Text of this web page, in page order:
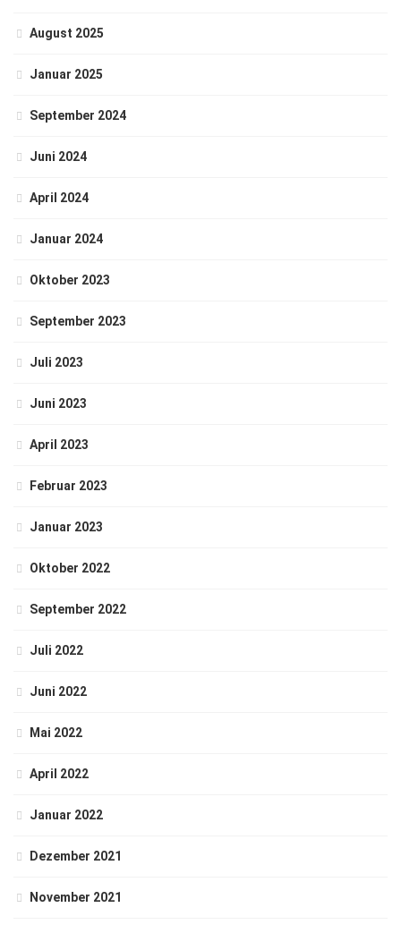
August 2025
Januar 2025
September 2024
Juni 2024
April 2024
Januar 2024
Oktober 2023
September 2023
Juli 2023
Juni 2023
April 2023
Februar 2023
Januar 2023
Oktober 2022
September 2022
Juli 2022
Juni 2022
Mai 2022
April 2022
Januar 2022
Dezember 2021
November 2021